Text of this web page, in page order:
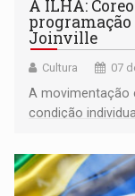
A ILHA:
programação
Joinville
Cultura 07
A movimentação
condição